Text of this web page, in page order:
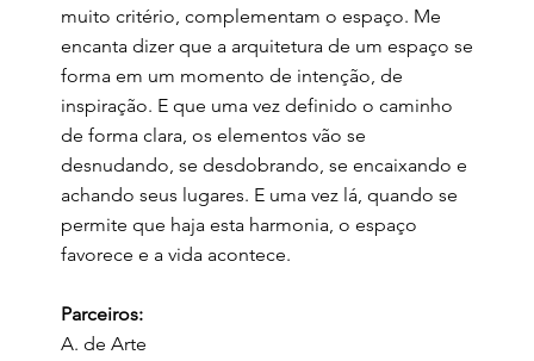
muito critério, complementam o espaço. Me
encanta dizer que a arquitetura de um espaço se
forma em um momento de intenção, de
inspiração. E que uma vez definido o caminho
de forma clara, os elementos vão se
desnudando, se desdobrando, se encaixando e
achando seus lugares. E uma vez lá, quando se
permite que haja esta harmonia, o espaço
favorece e a vida acontece.
Parceiros:
A. de Arte